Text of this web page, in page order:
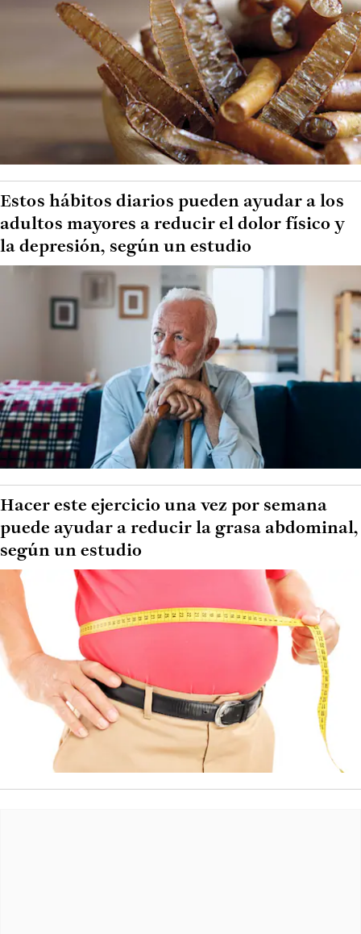
Estos hábitos diarios pueden ayudar a los
adultos mayores a reducir el dolor físico y
la depresión, según un estudio
Hacer este ejercicio una vez por semana
puede ayudar a reducir la grasa abdominal,
según un estudio